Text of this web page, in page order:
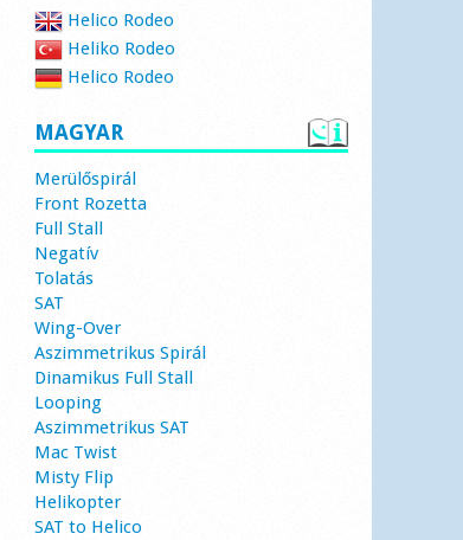
Helico Rodeo
Heliko Rodeo
Helico Rodeo
MAGYAR
Merülőspirál
Front Rozetta
Full Stall
Negatív
Tolatás
SAT
Wing-Over
Aszimmetrikus Spirál
Dinamikus Full Stall
Looping
Aszimmetrikus SAT
Mac Twist
Misty Flip
Helikopter
SAT to Helico